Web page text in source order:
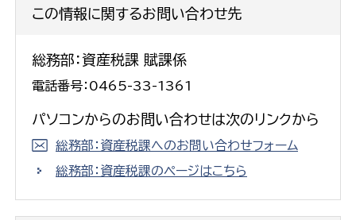
この情報に関するお問い合わせ先
総務部：資産税課 賦課係
電話番号：0465-33-1361
パソコンからのお問い合わせは次のリンクから
総務部：資産税課へのお問い合わせフォーム
総務部：資産税課のページはこちら